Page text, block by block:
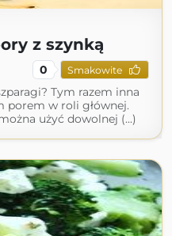
z szynką
0 Smakowite
Tym razem inna
porem w roli głównej.
użyć dowolnej (...)